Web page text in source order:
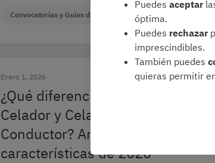
Convocatorias y Guías de Oposiciones
Enero 1, 2026
¿Qué diferencias hay entre
Celador y Celador-
Conductor? Análisis de
características de 2026
Puedes aceptar
óptima.
Puedes rechazar
imprescindibles.
También puedes
quieras permitir